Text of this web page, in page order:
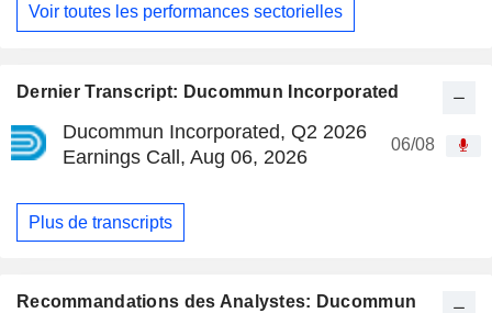
Dernier Transcript: Ducommun Incorporated
Ducommun Incorporated, Q2 2026
Earnings Call, Aug 06, 2026
06/08
Plus de transcripts
Recommandations des Analystes: Ducommun
Voir toutes les performances sectorielles